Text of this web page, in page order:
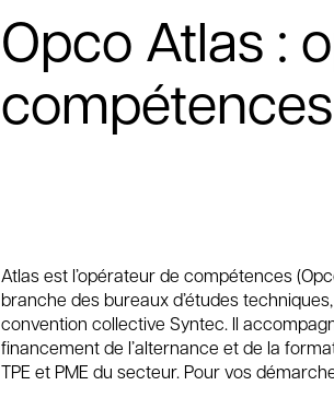
Opco Atlas :
compétences
Atlas est l’opérateur de compétences
branche des bureaux d’études
convention collective Syntec. Il
financement de l’alternance et de la
TPE et PME du secteur. Pour vos